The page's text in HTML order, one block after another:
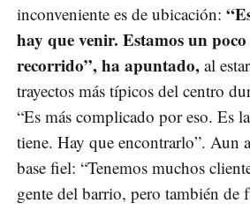
inconveniente es de ubicación:
hay que venir. Estamos un
recorrido”, ha apuntado, al
trayectos más típicos del centro
“Es más complicado por eso. Es
tiene. Hay que encontrarlo”. Aun
base fiel: “Tenemos muchos
gente del barrio, pero también de